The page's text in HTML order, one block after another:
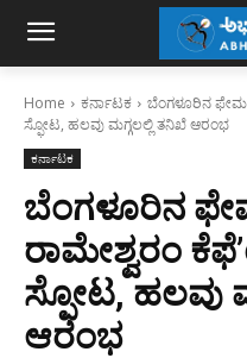
Home ಕರ್ನಾಟಕ
ಬೆಂಗಳೂರಿನ
ಸ್ಫೋಟ, ಹಲವು ಮಗ್ಗಲಲ್ಲಿ ತನಿಖೆ ಆರಂಭ
ಕರ್ನಾಟಕ
ಬೆಂಗಳೂರಿನ
ರಾಮೇಶ್ವರಂ
ಸ್ಫೋಟ, ಹಲವು
ಆರಂಭ